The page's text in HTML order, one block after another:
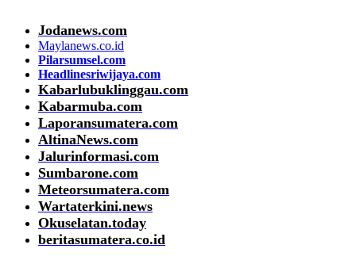
Jodanews.com
Maylanews.co.id
Pilarsumsel.com
Headlinesriwijaya.com
Kabarlubuklinggau.com
Kabarmuba.com
Laporansumatera.com
AltinaNews.com
Jalurinformasi.com
Sumbarone.com
Meteorsumatera.com
Wartaterkini.news
Okuselatan.today
beritasumatera.co.id